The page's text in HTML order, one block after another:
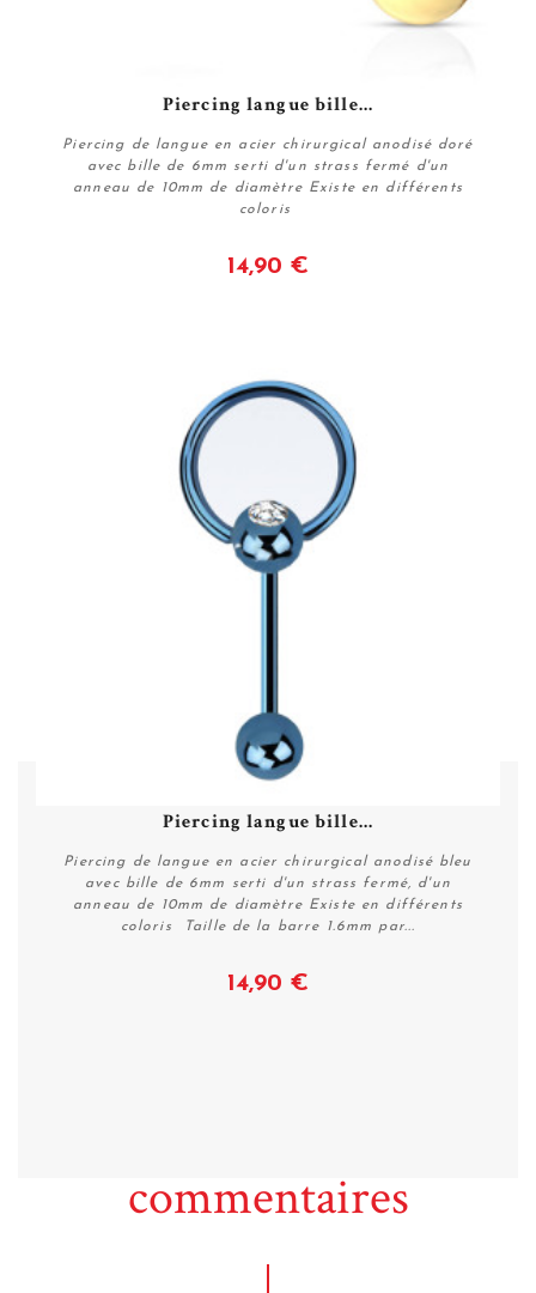
Piercing langue bille...
Piercing de langue en acier chirurgical anodisé doré
avec bille de 6mm serti d'un strass fermé d'un
anneau de 10mm de diamètre Existe en différents
coloris
14,90 €
Piercing langue bille...
Piercing de langue en acier chirurgical anodisé bleu
avec bille de 6mm serti d'un strass fermé, d'un
anneau de 10mm de diamètre Existe en différents
coloris Taille de la barre 1.6mm par...
14,90 €
commentaires